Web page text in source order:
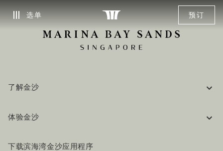
选单 预订
了解金沙
工作机会
联系我们
体验金沙
行程规划
下载滨海湾金沙应用程序